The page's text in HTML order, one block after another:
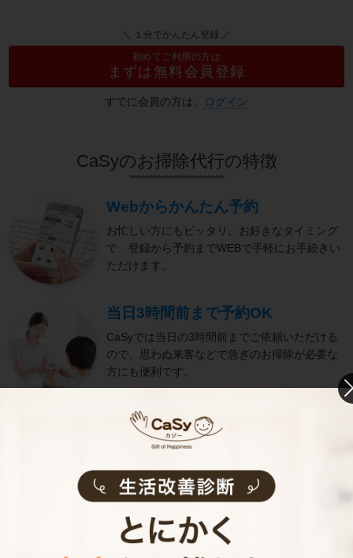
＼ １分でかんたん登録 ／
初めてご利用の方は
まずは無料会員登録
すでに会員の方は、 ログイン
CaSyのお掃除代行の特徴
Webからかんたん予約
お忙しい方にもピッタリ。お好きなタイミング
で、登録から予約までWEBで手軽にお手続きい
ただけます。
当日3時間前まで予約OK
CaSyでは当日の3時間前までご依頼いただける
ので、思わぬ来客などで急ぎのお掃除が必要な
方にも便利です。
きめ細やかなサービス
選考をクリアし、研修を修了したキャストがサ
やかなサービスで、健やかな生活をサポートし
ます。
お掃除代行のサービス内容